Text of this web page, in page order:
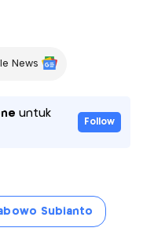
News
untuk
Follow
Subianto